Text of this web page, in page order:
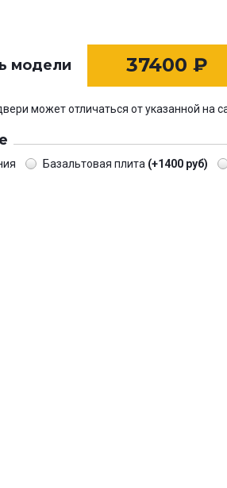
модели 37400 ₽
может отличаться от указанной на
Базальтовая плита (+1400 руб)